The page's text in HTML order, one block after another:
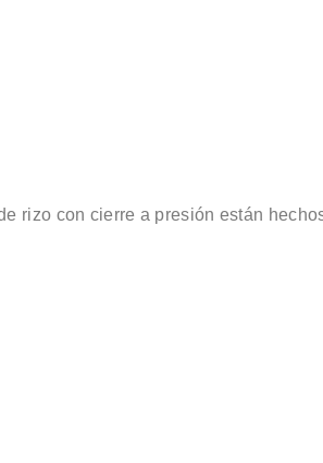
rizo con cierre a presión están